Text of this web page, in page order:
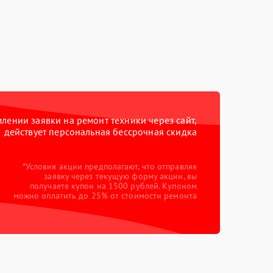
заявки на ремонт техники через сайт,
действует персональная бессрочная скидка
*Условия акции предполагают, что отправляя
заявку через текущую форму акции, вы
получаете купон на 1500 рублей. Купоном
можно оплатить до 25% от стоимости ремонта